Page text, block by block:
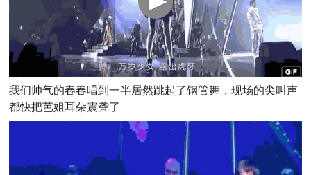
我们帅气的春春唱到一半居然跳起了钢管舞，现场的尖叫声
都快把芭姐耳朵震聋了